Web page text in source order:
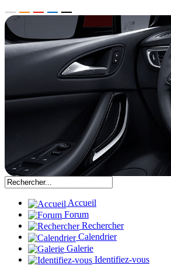
Accueil
Forum
Rechercher
Calendrier
Galerie
Identifiez-vous